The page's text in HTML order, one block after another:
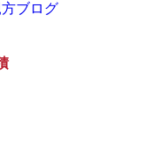
ブログ